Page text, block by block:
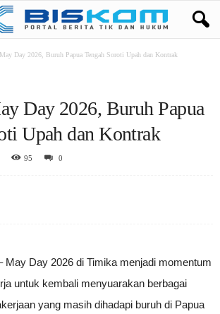
Day 2026, Buruh Papua Tengah Soroti Upah dan Kontrak
Day 2026, Buruh Papua
Upah dan Kontrak
95 0
Day 2026 di Timika menjadi momentum
untuk kembali menyuarakan berbagai
yang masih dihadapi buruh di Papua